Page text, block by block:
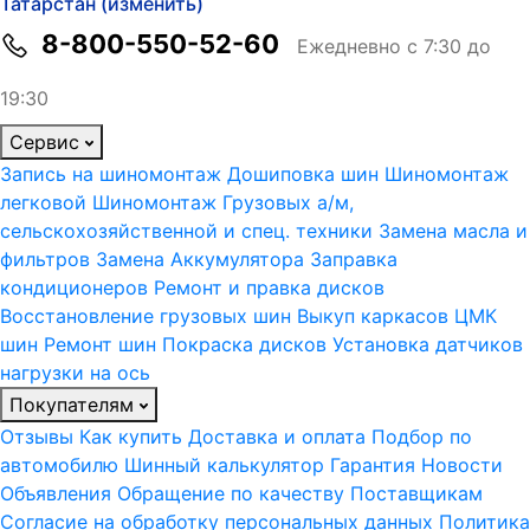
8-800-550-52-60 Ежедневно с 7:30 до
19:30
Сервис
Запись на шиномонтаж Дошиповка шин Шиномонтаж
легковой Шиномонтаж Грузовых а/м,
сельскохозяйственной и спец. техники Замена масла и
фильтров Замена Аккумулятора Заправка
кондиционеров Ремонт и правка дисков
Восстановление грузовых шин Выкуп каркасов ЦМК
шин Ремонт шин Покраска дисков Установка датчиков
нагрузки на ось
Покупателям
Отзывы Как купить Доставка и оплата Подбор по
автомобилю Шинный калькулятор Гарантия Новости
Объявления Обращение по качеству Поставщикам
Согласие на обработку персональных данных Политика